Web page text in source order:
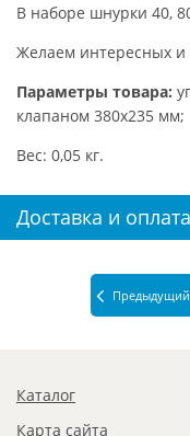
В наборе шнурки 40,
Желаем интересных и
Параметры товара:
клапаном 380х235 мм;
Вес: 0,05 кг.
Доставка и оплата
Предыдущий
Каталог
Карта сайта